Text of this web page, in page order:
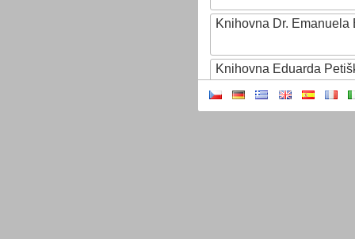
Knihovna Dr. Emanuela
Knihovna Eduarda
Knihovna Ignáta